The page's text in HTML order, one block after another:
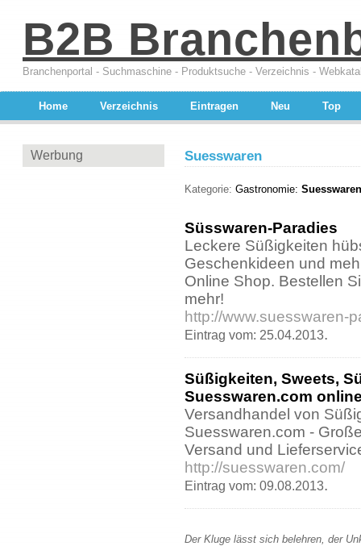
B2B
Branchenportal - Suchmaschine - Produktsuche - Verzeichnis -
Home Verzeichnis Eintragen Neu Top
Werbung Suesswaren
Kategorie: Gastronomie:
Süsswaren-Paradies
Leckere Süßigkeiten
Geschenkideen und
Online Shop. Bestellen
mehr!
http://www.suesswaren-
Eintrag vom: 25.04.2013.
Süßigkeiten, Sweets,
Suesswaren.com
Versandhandel von
Suesswaren.com -
Versand und
http://suesswaren.com/
Eintrag vom: 09.08.2013.
Der Kluge lässt sich belehren, der